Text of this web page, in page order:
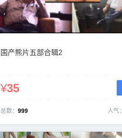
国产熊片五部合辑2
¥35
总数： 999 人气：